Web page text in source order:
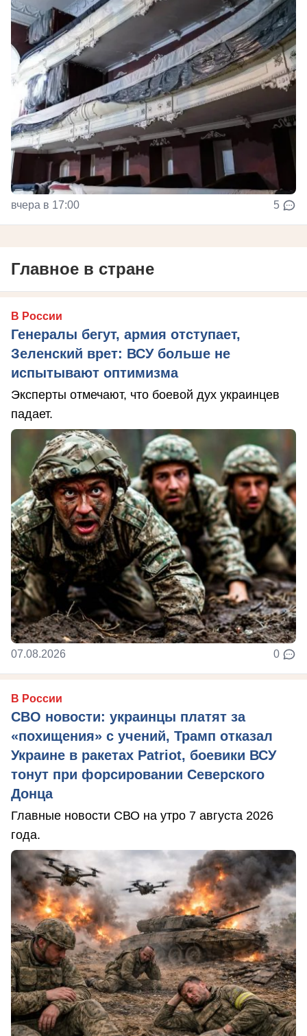
вчера в 17:00 5
Главное в стране
В России
Генералы бегут, армия отступает,
Зеленский врет: ВСУ больше не
испытывают оптимизма
Эксперты отмечают, что боевой дух украинцев
падает.
07.08.2026 0
В России
СВО новости: украинцы платят за
«похищения» с учений, Трамп отказал
Украине в ракетах Patriot, боевики ВСУ
тонут при форсировании Северского
Донца
Главные новости СВО на утро 7 августа 2026
года.